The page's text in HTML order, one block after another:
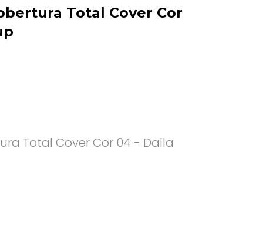
Total Cover Cor
Total Cover Cor 04 - Dalla